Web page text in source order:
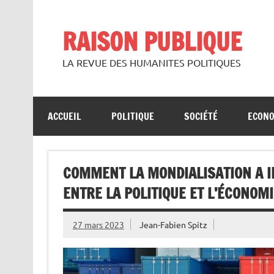
RAISON PUBLIQUE
LA REVUE DES HUMANITES POLITIQUES
ACCUEIL POLITIQUE SOCIÉTÉ
COMMENT LA MONDIALISATION A
ENTRE LA POLITIQUE ET
27 mars 2023 Jean-Fabien Spitz